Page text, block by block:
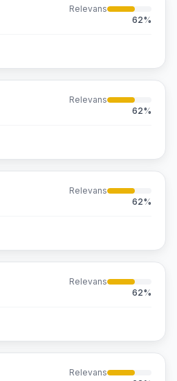
Relevans
62%
Relevans
62%
Relevans
62%
Relevans
62%
Relevans